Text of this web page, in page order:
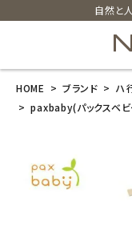
自然と
HOME ブランド ハ
paxbaby(パックスベ